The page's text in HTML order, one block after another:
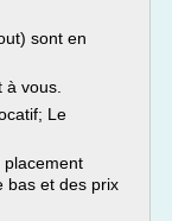
sont en
vous.
Le
placement
bas et des prix